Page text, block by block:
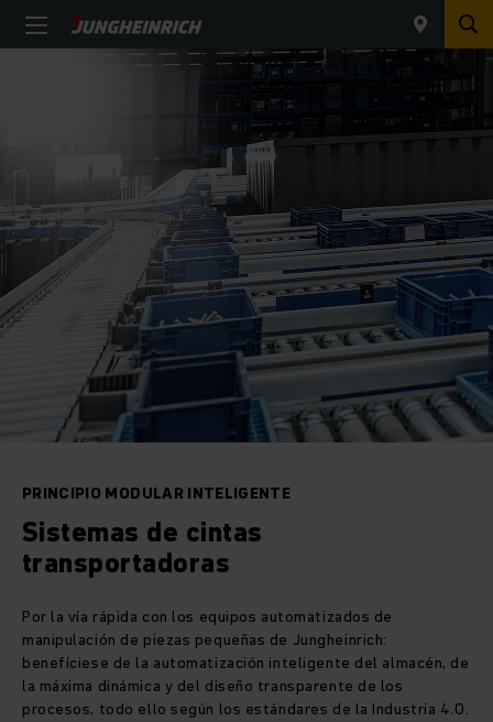
PRINCIPIO MODULAR INTELIGENTE
Sistemas de cintas
transportadoras
Por la vía rápida con los equipos automatizados de
manipulación de piezas pequeñas de Jungheinrich:
benefíciese de la automatización inteligente del almacén, de
la máxima dinámica y del diseño transparente de los
procesos, todo ello según los estándares de la Industria 4.0.